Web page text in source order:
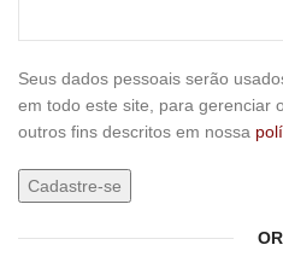
Seus dados pessoais serão
em todo este site, para gerenciar
outros fins descritos em nossa
Cadastre-se
OR